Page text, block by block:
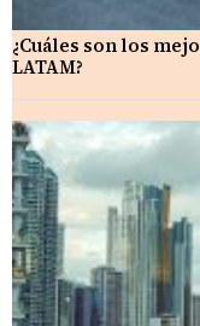
¿Cuáles son los
LATAM?